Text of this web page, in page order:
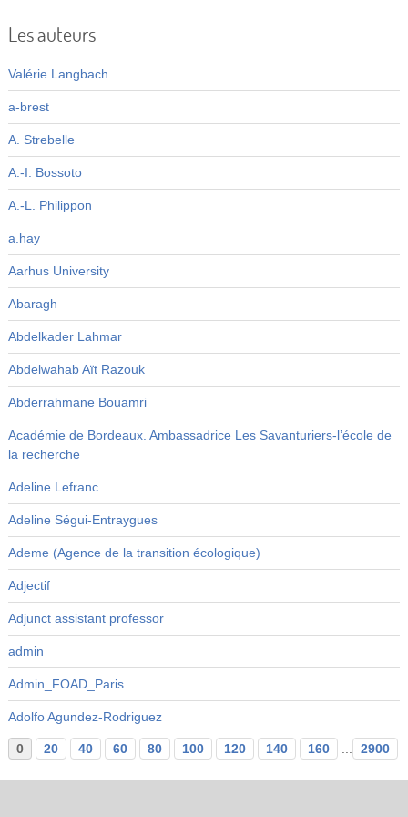
Les auteurs
Valérie Langbach
a-brest
A. Strebelle
A.-I. Bossoto
A.-L. Philippon
a.hay
Aarhus University
Abaragh
Abdelkader Lahmar
Abdelwahab Aït Razouk
Abderrahmane Bouamri
Académie de Bordeaux. Ambassadrice Les Savanturiers-l’école de
la recherche
Adeline Lefranc
Adeline Ségui-Entraygues
Ademe (Agence de la transition écologique)
Adjectif
Adjunct assistant professor
admin
Admin_FOAD_Paris
Adolfo Agundez-Rodriguez
0 20 40 60 80 100 120 140 160 ... 2900